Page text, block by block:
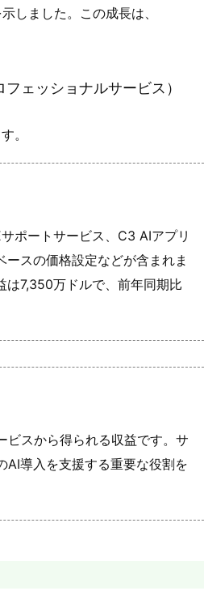
しました。この成長は、
ェッショナルサービス）
。
ポートサービス、C3 AIアプリ
スの価格設定などが含まれま
7,350万ドルで、前年同期比
ビスから得られる収益です。サ
AI導入を支援する重要な役割を